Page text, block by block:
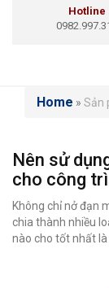
Hotline
Home » Sản
Nên sử
cho công
Không chỉ nở đạn
chia thành nhiều
nào cho tốt nhất là